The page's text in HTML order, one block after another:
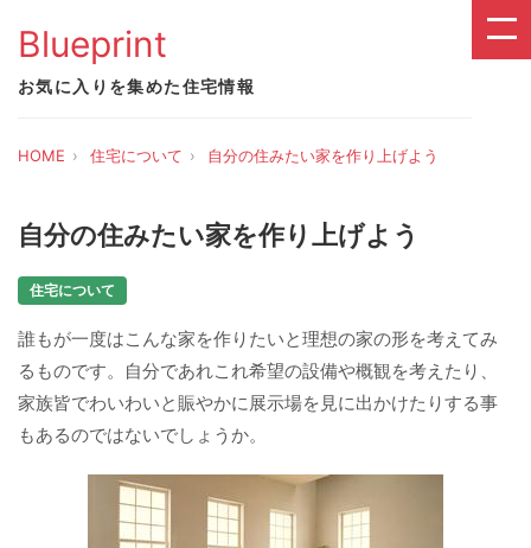
Blueprint
お気に入りを集めた住宅情報
HOME 住宅について 自分の住みたい家を作り上げよう
自分の住みたい家を作り上げよう
住宅について
誰もが一度はこんな家を作りたいと理想の家の形を考えてみ
るものです。自分であれこれ希望の設備や概観を考えたり、
家族皆でわいわいと賑やかに展示場を見に出かけたりする事
もあるのではないでしょうか。